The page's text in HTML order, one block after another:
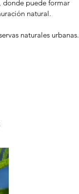
donde puede formar
natural.
naturales urbanas.